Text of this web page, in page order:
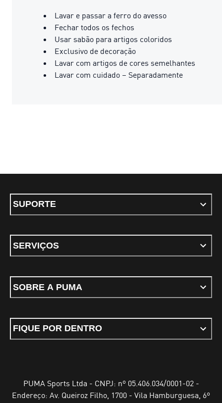
Lavar e passar a ferro do avesso
Fechar todos os fechos
Usar sabão para artigos coloridos
Exclusivo de decoração
Lavar com artigos de cores semelhantes
Lavar com cuidado – Separadamente
SUPORTE
SERVIÇOS
SOBRE A PUMA
FIQUE POR DENTRO
PUMA Sports Ltda - CNPJ: nº 05.406.034/0001-02 -
Endereço: Av. Queiroz Filho, 1700 - Vila Hamburguesa, 6º